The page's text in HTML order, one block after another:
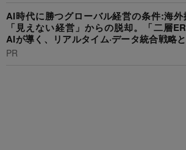
AI時代に勝つグローバル経営の条件:海外
「見えない経営」からの脱却。「二層
AIが導く、リアルタイム·データ統合戦略
PR